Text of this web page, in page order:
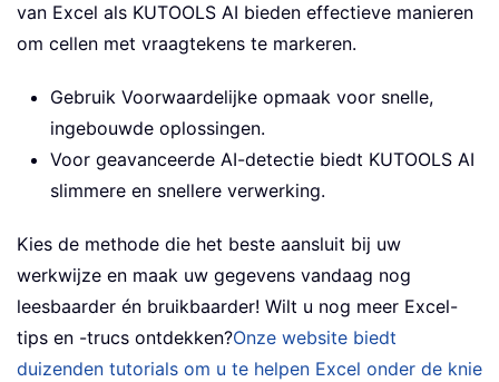
van Excel als KUTOOLS AI bieden effectieve manieren
om cellen met vraagtekens te markeren.
Gebruik Voorwaardelijke opmaak voor snelle,
ingebouwde oplossingen.
Voor geavanceerde AI-detectie biedt KUTOOLS AI
slimmere en snellere verwerking.
Kies de methode die het beste aansluit bij uw
werkwijze en maak uw gegevens vandaag nog
leesbaarder én bruikbaarder! Wilt u nog meer Excel-
tips en -trucs ontdekken?Onze website biedt
duizenden tutorials om u te helpen Excel onder de knie